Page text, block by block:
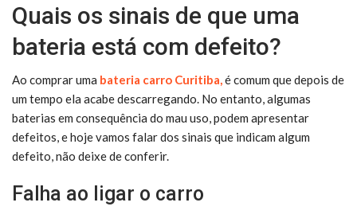
Quais os sinais de que uma
bateria está com defeito?
Ao comprar uma bateria carro Curitiba,é comum que depois de
um tempo ela acabe descarregando. No entanto, algumas
baterias em consequência do mau uso, podem apresentar
defeitos, e hoje vamos falar dos sinais que indicam algum
defeito, não deixe de conferir.
Falha ao ligar o carro